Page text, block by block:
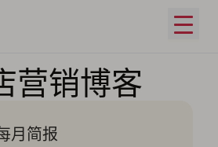
打开
营销博客
月简报